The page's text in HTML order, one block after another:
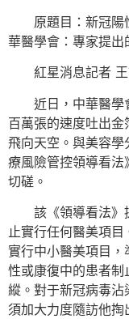
原題目：新冠
華醫學會：專家提
紅星消息記者
近日，中華醫學
百萬張的速度吐出
飛向天空。與美容
療風險管控領導看法
切磋。
該《領導看法》
止實行任何醫美項
實行中小醫美項目
性或康復中的患者制
縱。對于新冠病毒沾
須加大力度隨訪他